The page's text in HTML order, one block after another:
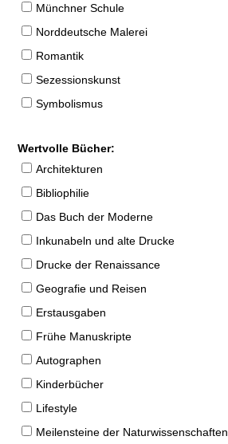
Münchner Schule
Norddeutsche Malerei
Romantik
Sezessionskunst
Symbolismus
Wertvolle Bücher:
Architekturen
Bibliophilie
Das Buch der Moderne
Inkunabeln und alte Drucke
Drucke der Renaissance
Geografie und Reisen
Erstausgaben
Frühe Manuskripte
Autographen
Kinderbücher
Lifestyle
Meilensteine der Naturwissenschaften